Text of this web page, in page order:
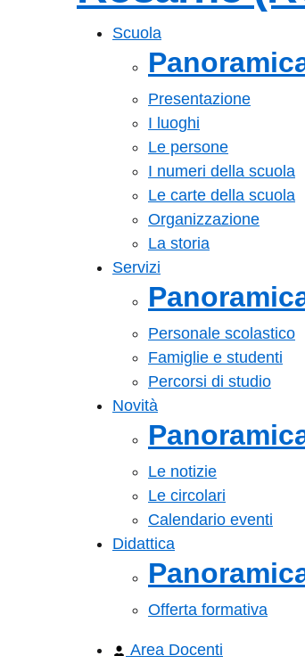
— Visita la
Scuola
Presentazione
I luoghi
Le persone
I numeri della scuola
Le carte della scuola
Organizzazione
La storia
Servizi
Personale scolastico
Famiglie e studenti
Percorsi di studio
Novità
Le notizie
Le circolari
Calendario eventi
Didattica
Offerta formativa
Area Docenti